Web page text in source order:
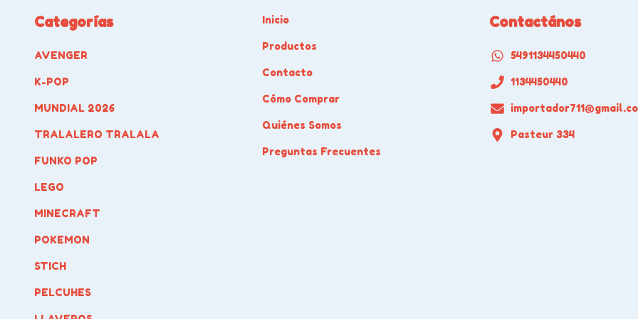
Categorías
AVENGER
K-POP
MUNDIAL 2026
TRALALERO TRALALA
FUNKO POP
LEGO
MINECRAFT
POKEMON
STICH
PELCUHES
Inicio
Productos
Contacto
Cómo Comprar
Quiénes Somos
Preguntas Frecuentes
Contactános
5491134450440
1134450440
Pasteur 334